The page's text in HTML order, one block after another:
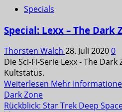
Specials
Special: Lexx – The Dark
Thorsten Walch 28. Juli 20200
Die Sci-Fi-Serie Lexx - The
Kultstatus.
Weiterlesen Mehr
Dark Zone
Rückblick: Star Trek Deep